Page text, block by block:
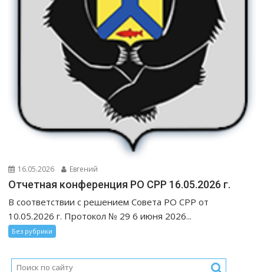
16.05.2026 Евгений
Отчетная конференция РО СРР 16.05.2026 г.
В соответствии с решением Совета РО СРР от
10.05.2026 г. Протокол № 29 6 июня 2026...
Без рубрики